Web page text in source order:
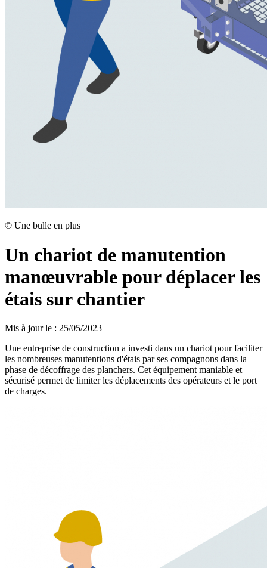
© Une bulle en plus
Un chariot de manutention
manœuvrable pour déplacer les
étais sur chantier
Mis à jour le : 25/05/2023
Une entreprise de construction a investi dans un chariot pour faciliter
les nombreuses manutentions d'étais par ses compagnons dans la
phase de décoffrage des planchers. Cet équipement maniable et
sécurisé permet de limiter les déplacements des opérateurs et le port
de charges.